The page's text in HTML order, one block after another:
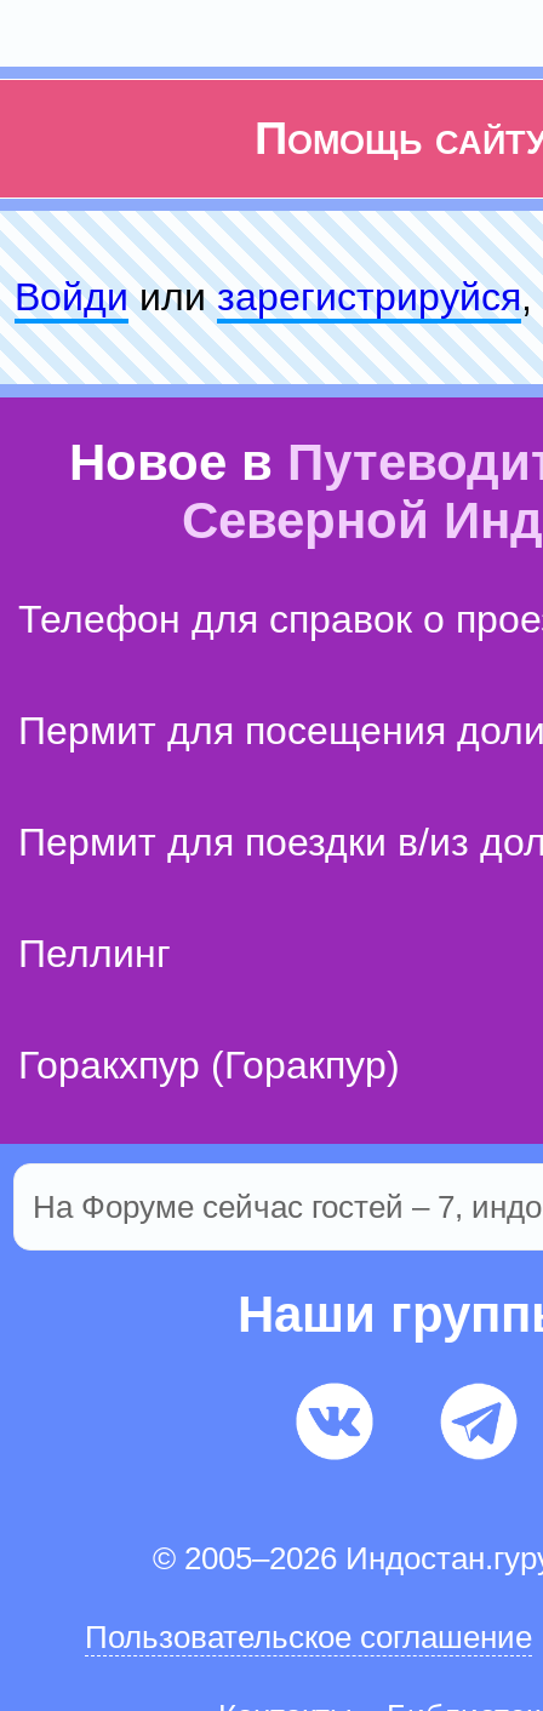
Помощь
Войдиилизарeгиcтpируйся,
Новое в
Северной
Телефон для справок о
Пермит для посещения
Пермит для поездки в/из
Пеллинг
Горакхпур (Горакпур)
На Форуме сейчас гостей – 7,
Наши
© 2005–2026
Пользовательское соглашение